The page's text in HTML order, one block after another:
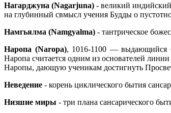
Нагарджуна (Nagarjuna) - великий
на глубинный свмысл учения Будды о
Намгьялма (Namgyalma) - тантрическое
Наропа (Naropa), 1016-1100 — выдающийся
Наропа считается одним из основателей
Наропы, дающую ученикам достигнуть
Неведение - корень циклического бытия
Низшие миры - три плана сансарического